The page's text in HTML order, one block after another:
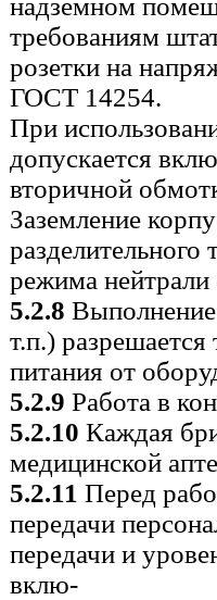
надземном
требованиям
розетки на
ГОСТ 14254.
При
допускается
вторичной
Заземление
режима нейтрали
5.2.8
т.п.)
питания от
5.2.9 Работа в
5.2.10 Каждая
медицинской
5.2.11 Перед
передачи
передачи и
вклю-